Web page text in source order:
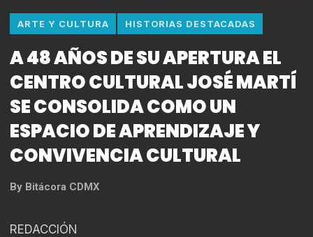
ARTE Y CULTURA HISTORIAS DESTACADAS
A 48 AÑOS DE SU APERTURA EL
CENTRO CULTURAL JOSÉ MARTÍ
SE CONSOLIDA COMO UN
ESPACIO DE APRENDIZAJE Y
CONVIVENCIA CULTURAL
By Bitácora CDMX
REDACCIÓN